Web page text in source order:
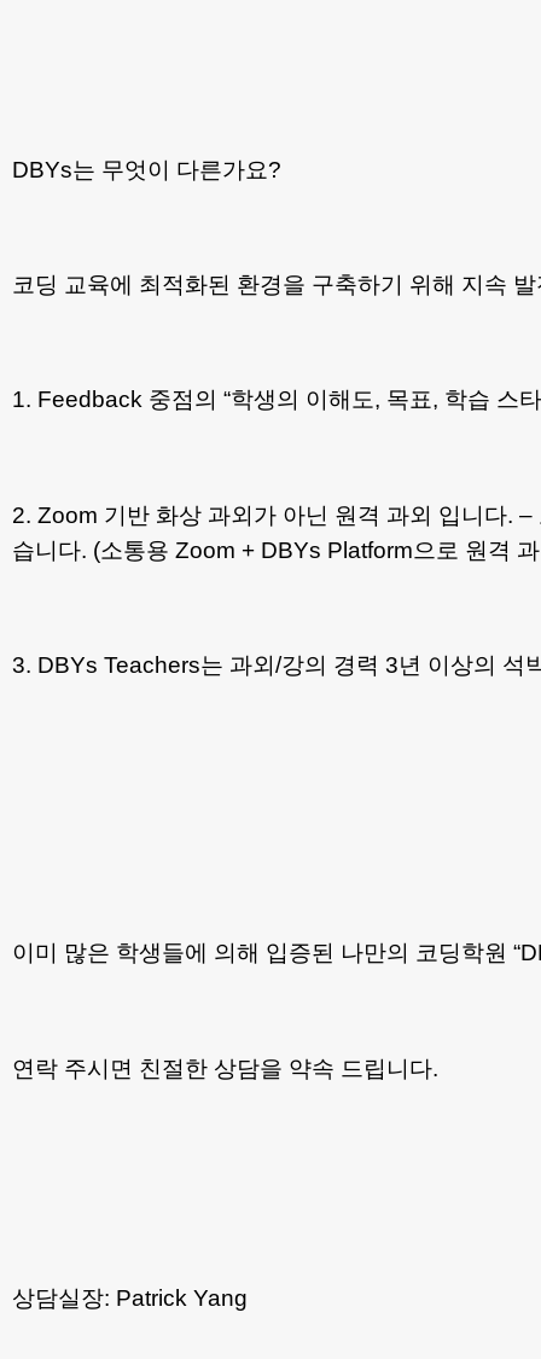
DBYs는 무엇이 다른가요?
코딩 교육에 최적화된 환경을 구축하기 위해 지속
1. Feedback 중점의 “학생의 이해도, 목표, 학습 스
2. Zoom 기반 화상 과외가 아닌 원격 과외 입니다.
습니다. (소통용 Zoom + DBYs Platform으로 원격
3. DBYs Teachers는 과외/강의 경력 3년 이상의 석
이미 많은 학생들에 의해 입증된 나만의 코딩학원
연락 주시면 친절한 상담을 약속 드립니다.
상담실장: Patrick Yang